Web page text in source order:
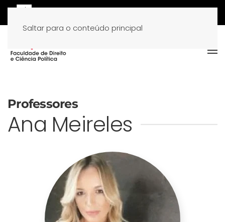
Saltar para o conteúdo principal
Professores
Ana Meireles